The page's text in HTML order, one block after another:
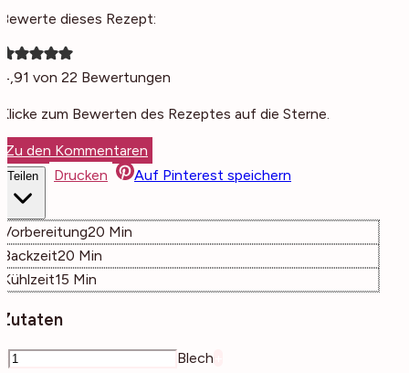
Bewerte dieses Rezept:
4,91 von 22 Bewertungen
Klicke zum Bewerten des Rezeptes auf die Sterne.
Zu den Kommentaren
Teilen Drucken Auf Pinterest speichern
Vorbereitung20 Minuten
Min
Backzeit20 Minuten
Min
Kühlzeit15 Minuten
Min
Zutaten
Blech